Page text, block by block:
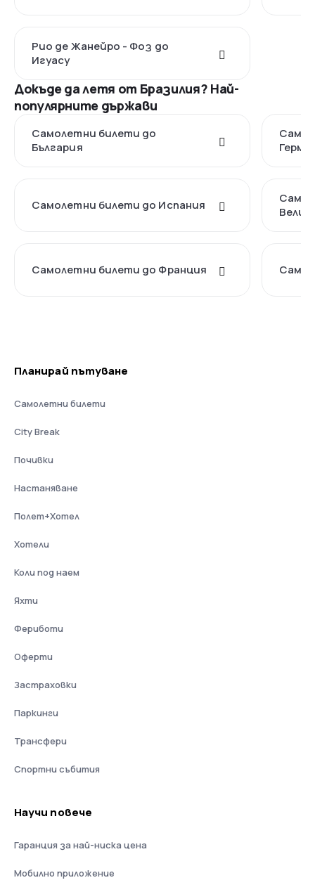
Рио де Жанейро - Фоз до
Игуасу
Докъде да летя от Бразилия? Най-
популярните държави
Самолетни билети до
България
Самолетни билети до Испания
Самолетни билети до Франция
Планирай пътуване
Самолетни билети
City Break
Почивки
Настаняване
Полет+Хотел
Хотели
Коли под наем
Яхти
Фериботи
Оферти
Застраховки
Паркинги
Трансфери
Спортни събития
Научи повече
Гаранция за най-ниска цена
Мобилно приложение